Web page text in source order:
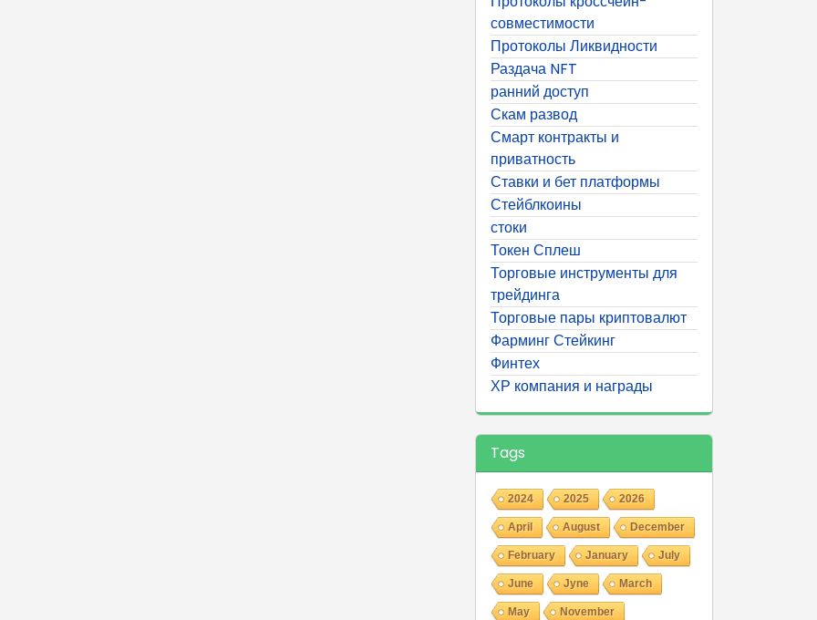
совместимости
Протоколы Ликвидности
Раздача NFT
ранний доступ
Скам развод
Смарт контракты и
приватность
Ставки и бет платформы
Стейблкоины
стоки
Токен Сплеш
Торговые инструменты для
трейдинга
Торговые пары криптовалют
Фарминг Стейкинг
Финтех
ХР компания и награды
Tags
2024 2025 2026
April August December
February January July
June Jyne March
May November